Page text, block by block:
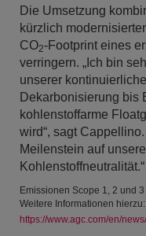
Die Umsetzung
kürzlich
CO2-Footprint eines
verringern. „Ich bin
unserer
Dekarbonisierung bis
kohlenstoffarme
wird“, sagt
Meilenstein auf
Kohlenstoffneutralität.“
Emissionen Scope 1, 2 und
Weitere Informationen hierzu:
https://www.agc.com/en/